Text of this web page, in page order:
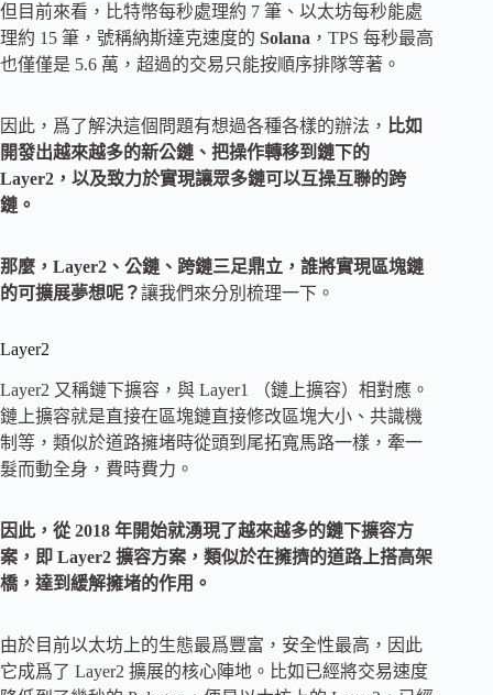
但目前來看，比特幣每秒處理約 7 筆、以太坊每秒能處
理約 15 筆，號稱納斯達克速度的 Solana ，TPS 每秒最高
也僅僅是 5.6 萬，超過的交易只能按順序排隊等著。
因此，爲了解決這個問題有想過各種各樣的辦法， 比如
開發出越來越多的新公鏈、把操作轉移到鏈下的
Layer2，以及致力於實現讓眾多鏈可以互操互聯的跨
鏈。
那麼，Layer2、公鏈、跨鏈三足鼎立，誰將實現區塊鏈
的可擴展夢想呢？讓我們來分別梳理一下。
Layer2
Layer2 又稱鏈下擴容，與 Layer1 （鏈上擴容）相對應。
鏈上擴容就是直接在區塊鏈直接修改區塊大小、共識機
制等，類似於道路擁堵時從頭到尾拓寬馬路一樣，牽一
髮而動全身，費時費力。
因此，從 2018 年開始就湧現了越來越多的鏈下擴容方
案，即 Layer2 擴容方案，類似於在擁擠的道路上搭高架
橋，達到緩解擁堵的作用。
由於目前以太坊上的生態最爲豐富，安全性最高，因此
它成爲了 Layer2 擴展的核心陣地。比如已經將交易速度